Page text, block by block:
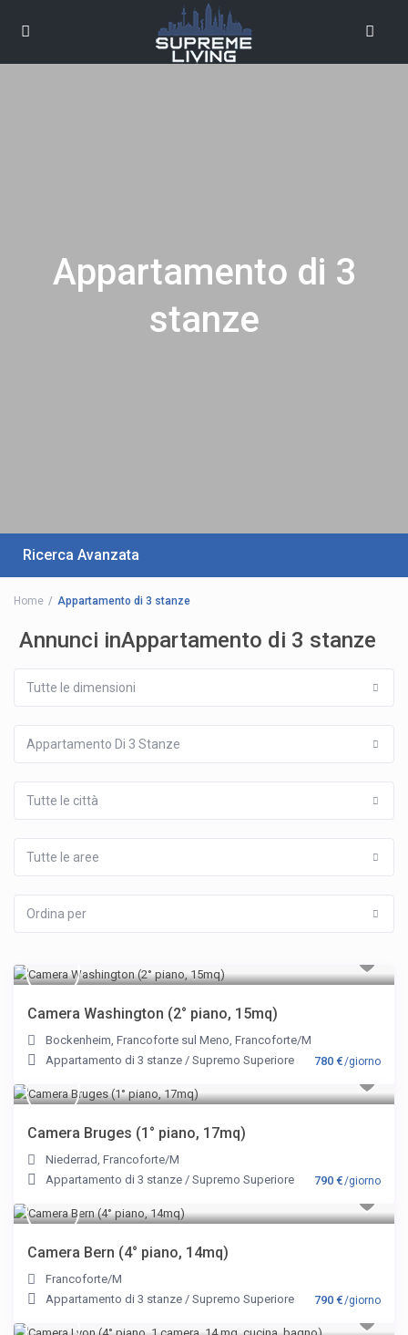
Appartamento di 3
stanze
Ricerca Avanzata
Home Appartamento di 3 stanze
Annunci inAppartamento di 3 stanze
Tutte le dimensioni
Appartamento Di 3 Stanze
Tutte le città
Tutte le aree
Ordina per
780 €/giorno
Camera Washington (2° piano, 15mq)
Bockenheim,Francoforte sul Meno,Francoforte/M
Appartamento di 3 stanze /Supremo Superiore
790 €/giorno
Camera Bruges (1° piano, 17mq)
Niederrad,Francoforte/M
Appartamento di 3 stanze /Supremo Superiore
790 €/giorno
Camera Bern (4° piano, 14mq)
Francoforte/M
Appartamento di 3 stanze /Supremo Superiore